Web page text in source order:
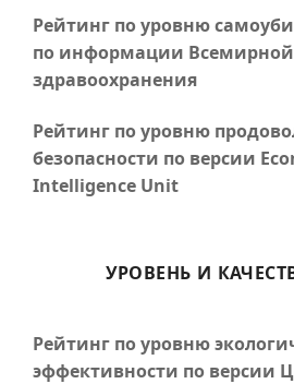
Рейтинг по уровню
по информации
здравоохранения
Рейтинг по уровню
безопасности по версии
Intelligence Unit
УРОВЕНЬ И
Рейтинг по уровню
эффективности по версии